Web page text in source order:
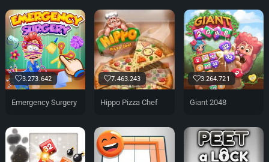
3.273.642
Emergency Surgery
7.463.243
Hippo Pizza Chef
3.264.721
Giant 2048